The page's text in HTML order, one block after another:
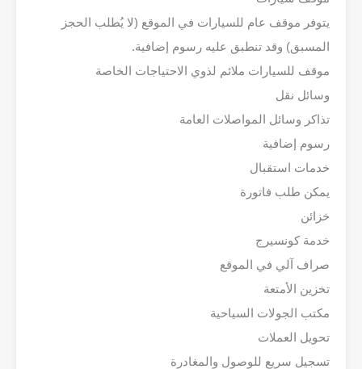
يتوفر موقف عام للسيارات في الموقع (لا يُطلب الحجز
المسبق) وقد تنطبق عليه رسوم إضافية.
موقف للسيارات ملائم لذوي الاحتياجات الخاصة
وسائل نقل
تذاكر وسائل المواصلات العامة
رسوم إضافية
خدمات استقبال
يمكن طلب فاتورة
خزائن
خدمة كونسيرج
صراف آلي في الموقع
تخزين الأمتعة
مكتب الجولات السياحية
تحويل العملات
تسجيل سريع للوصول والمغادرة